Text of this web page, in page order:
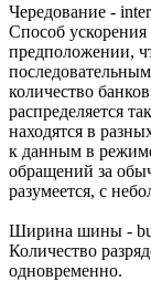
Чередование -
Способ
предположении,
количество
распределяется
находятся в
к данным в
обращений за
разумеется, с
Ширина шины -
Количество
одновременно.